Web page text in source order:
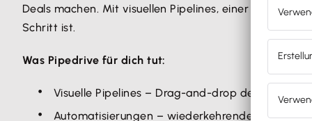
5. Pipedrive neu laden – das Lexware-Panel erscheint
Deals machen. Mit visuellen Pipelines, einer
Schritt ist.
Was Pipedrive für dich tut:
Visuelle Pipelines – Drag-and-drop deine Deals
Automatisierungen – wiederkehrende